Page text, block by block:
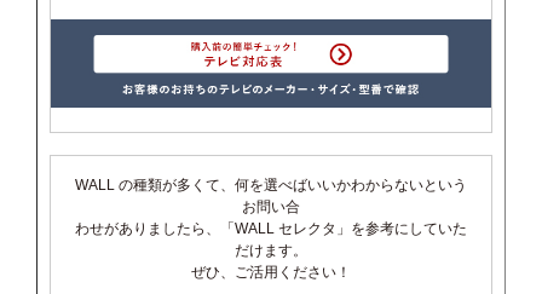
WALL の種類が多くて、何を選べばいいかわからないという
お問い合
わせがありましたら、「WALL セレクタ」を参考にしていた
だけます。
ぜひ、ご活用ください！